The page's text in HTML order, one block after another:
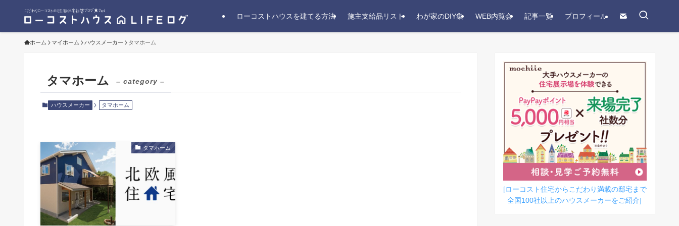
ローコストハウスを建てる方法 施主支給品リスト わが家のDIY集 WEB内覧会 記事一覧 プロフィール
ホーム マイホーム ハウスメーカー タマホーム
タマホーム – category –
ハウスメーカー タマホーム
タマホーム
[ローコスト住宅からこだわり満載の邸宅まで
全国100社以上のハウスメーカーをご紹介]